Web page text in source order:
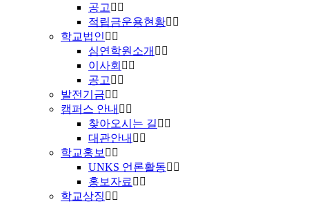
공고
적립금운용현황
학교법인
심연학원소개
이사회
공고
발전기금
캠퍼스 안내
찾아오시는 길
대관안내
학교홍보
UNKS 언론활동
홍보자료
학교상징